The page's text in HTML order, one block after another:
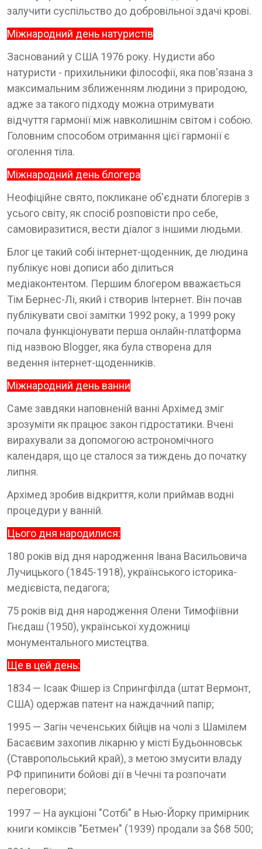
залучити суспільство до добровільної здачі крові.
Міжнародний день натуристів
Заснований у США 1976 року. Нудисти або
натуристи - прихильники філософії, яка пов'язана з
максимальним зближенням людини з природою,
адже за такого підходу можна отримувати
відчуття гармонії між навколишнім світом і собою.
Головним способом отримання цієї гармонії є
оголення тіла.
Міжнародний день блогера
Неофіційне свято, покликане об'єднати блогерів з
усього світу, як спосіб розповісти про себе,
самовиразитися, вести діалог з іншими людьми.
Блог це такий собі інтернет-щоденник, де людина
публікує нові дописи або ділиться
медіаконтентом. Першим блогером вважається
Тім Бернес-Лі, який і створив Інтернет. Він почав
публікувати свої замітки 1992 року, а 1999 року
почала функціонувати перша онлайн-платформа
під назвою Blogger, яка була створена для
ведення інтернет-щоденників.
Міжнародний день ванни
Саме завдяки наповненій ванні Архімед зміг
зрозуміти як працює закон гідростатики. Вчені
вирахували за допомогою астрономічного
календаря, що це сталося за тиждень до початку
липня.
Архімед зробив відкриття, коли приймав водні
процедури у ванній.
Цього дня народилися:
180 років від дня народження Івана Васильовича
Лучицького (1845-1918), українського історика-
медієвіста, педагога;
75 років від дня народження Олени Тимофіївни
Гнєдаш (1950), української художниці
монументального мистецтва.
Ще в цей день:
1834 — Ісаак Фішер із Спрингфілда (штат Вермонт,
США) одержав патент на наждачний папір;
1995 — Загін чеченських бійців на чолі з Шамілем
Басаєвим захопив лікарню у місті Будьонновськ
(Ставропольський край), з метою змусити владу
РФ припинити бойові дії в Чечні та розпочати
переговори;
1997 — На аукціоні "Сотбі" в Нью-Йорку примірник
книги коміксів "Бетмен" (1939) продали за $68 500;